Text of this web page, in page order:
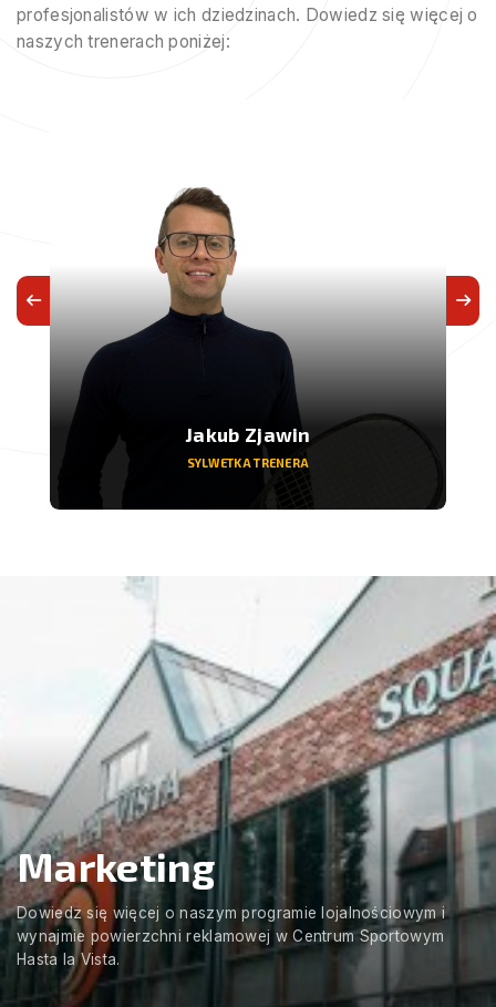
profesjonalistów w ich dziedzinach. Dowiedz się więcej o
naszych trenerach poniżej:
Jakub Zjawin
SYLWETKA TRENERA
Marketing
Dowiedz się więcej o naszym programie lojalnościowym i
wynajmie powierzchni reklamowej w Centrum Sportowym
Hasta la Vista.